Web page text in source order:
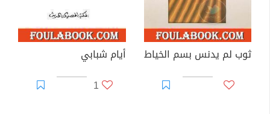
ثوب لم يدنس بسم الخياط
أيام شبابي
1